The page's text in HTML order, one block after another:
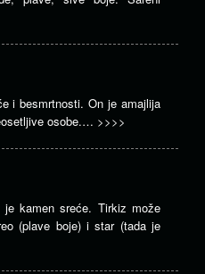
i besmrtnosti. On je amajlija
osobe.… >>>>
kamen sreće. Tirkiz može
(plave boje) i star (tada je